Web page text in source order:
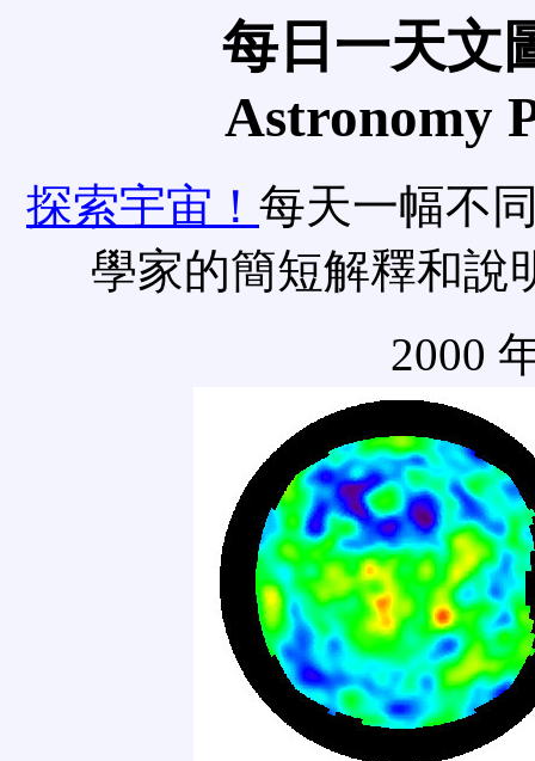
每日一天文
Astronomy
探索宇宙！ 每天一幅不
學家的簡短解釋和說
2000